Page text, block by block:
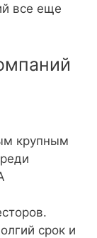
MRKY
MRKV
все еще
крупным
срок и